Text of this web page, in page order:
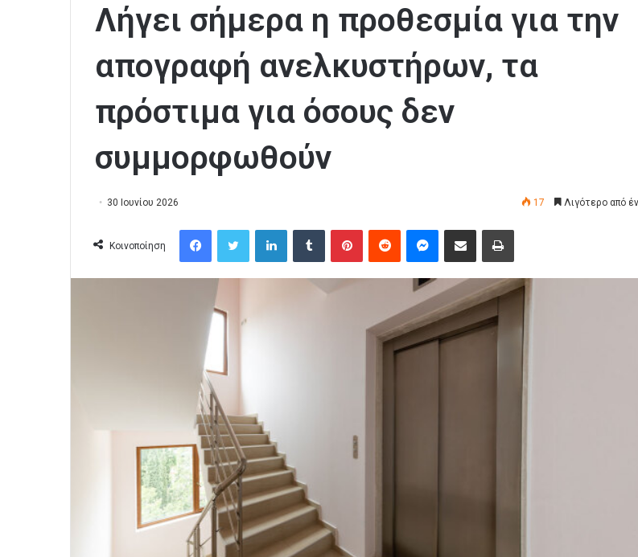
Λήγει σήμερα η προθεσμία για την
απογραφή ανελκυστήρων, τα
πρόστιμα για όσους δεν
συμμορφωθούν
30 Ιουνίου 2026 17 Λιγότερο από
Κοινοποίηση